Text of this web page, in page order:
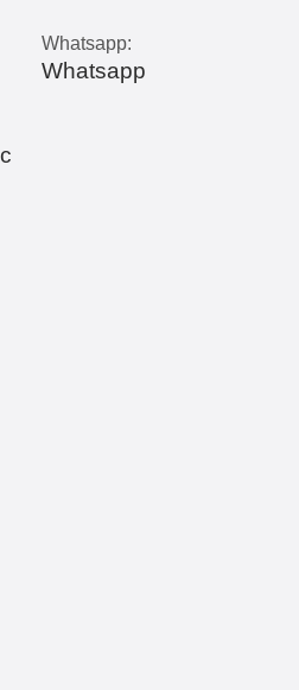
Whatsapp:
Whatsapp